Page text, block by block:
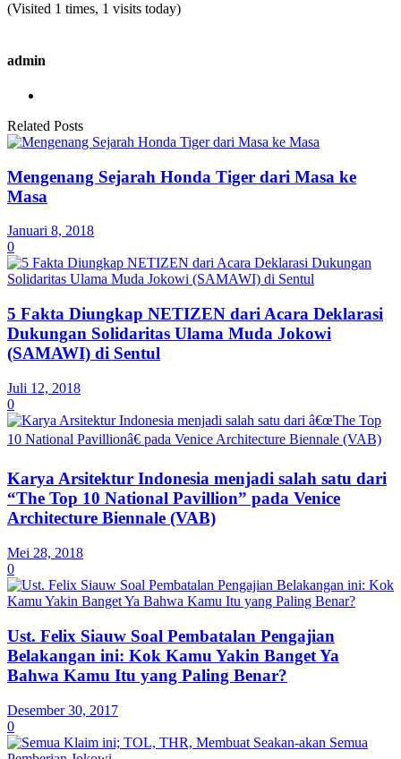
(Visited 1 times, 1 visits today)
admin
Related Posts
Mengenang Sejarah Honda Tiger dari Masa ke
Masa
Januari 8, 2018
0
5 Fakta Diungkap NETIZEN dari Acara Deklarasi
Dukungan Solidaritas Ulama Muda Jokowi
(SAMAWI) di Sentul
Juli 12, 2018
0
Karya Arsitektur Indonesia menjadi salah satu dari
“The Top 10 National Pavillion” pada Venice
Architecture Biennale (VAB)
Mei 28, 2018
0
Ust. Felix Siauw Soal Pembatalan Pengajian
Belakangan ini: Kok Kamu Yakin Banget Ya
Bahwa Kamu Itu yang Paling Benar?
Desember 30, 2017
0